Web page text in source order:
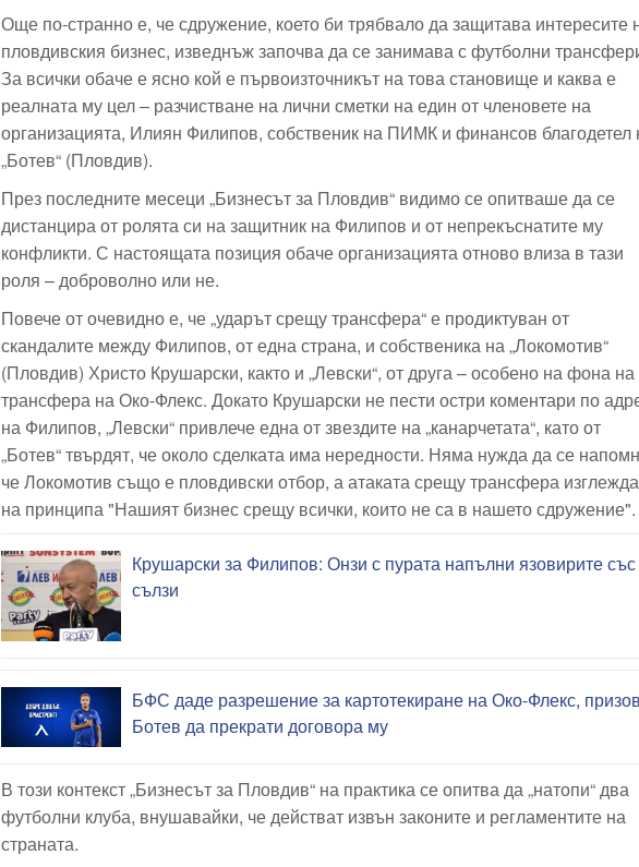
Още по-странно е, че сдружение, което би трябвало да защитава интересите
пловдивския бизнес, изведнъж започва да се занимава с футболни
За всички обаче е ясно кой е първоизточникът на това становище и каква е
реалната му цел – разчистване на лични сметки на един от членовете на
организацията, Илиян Филипов, собственик на ПИМК и финансов благодетел
„Ботев“ (Пловдив).
През последните месеци „Бизнесът за Пловдив“ видимо се опитваше да се
дистанцира от ролята си на защитник на Филипов и от непрекъснатите му
конфликти. С настоящата позиция обаче организацията отново влиза в тази
роля – доброволно или не.
Повече от очевидно е, че „ударът срещу трансфера“ е продиктуван от
скандалите между Филипов, от една страна, и собственика на „Локомотив“
(Пловдив) Христо Крушарски, както и „Левски“, от друга – особено на фона на
трансфера на Око-Флекс. Докато Крушарски не пести остри коментари по
на Филипов, „Левски“ привлече една от звездите на „канарчетата“, като от
„Ботев“ твърдят, че около сделката има нередности. Няма нужда да се
че Локомотив също е пловдивски отбор, а атаката срещу трансфера
на принципа "Нашият бизнес срещу всички, които не са в нашето сдружение".
Крушарски за Филипов: Онзи с пурата напълни язовирите със
сълзи
БФС даде разрешение за картотекиране на Око-Флекс,
Ботев да прекрати договора му
В този контекст „Бизнесът за Пловдив“ на практика се опитва да „натопи“ два
футболни клуба, внушавайки, че действат извън законите и регламентите на
страната.